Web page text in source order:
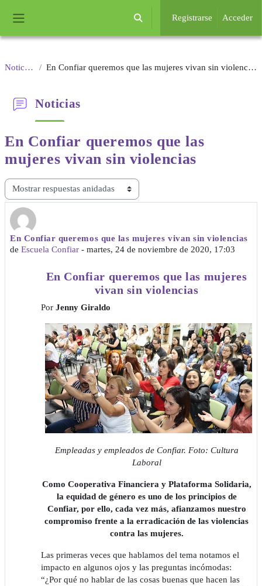
Selector de búsqueda de entrada
Registrarse Acceder
Noticias En Confiar queremos que las mujeres vivan sin violencias
Noticias
En Confiar queremos que las
mujeres vivan sin violencias
Mostrar modo
En Confiar queremos que las mujeres vivan sin violencias
de Escuela Confiar - martes, 24 de noviembre de 2020, 17:03
Número de respuestas: 0
En Confiar queremos que las mujeres
vivan sin violencias
Por Jenny Giraldo
Empleadas y empleados de Confiar. Foto: Cultura
Laboral
Como Cooperativa Financiera y Plataforma Solidaria,
la equidad de género es uno de los principios de
Confiar, por ello, cada vez más, afianzamos nuestro
compromiso frente a la erradicación de las violencias
contra las mujeres.
Las primeras veces que hablamos del tema notamos el
impacto en algunos ojos y las preguntas incómodas:
“¿Por qué no hablar de las cosas buenas que hacen las